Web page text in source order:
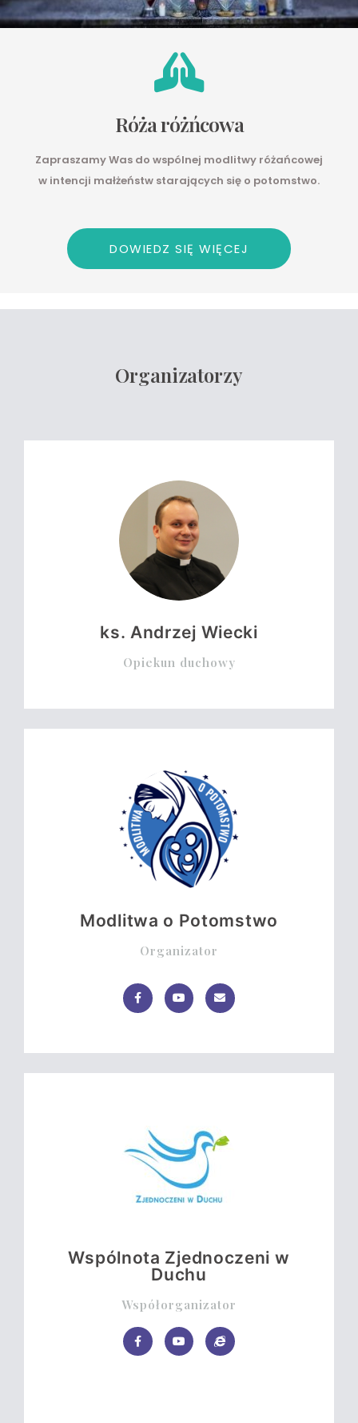
Róża różńcowa
Zapraszamy Was do wspólnej modlitwy różańcowej
w intencji małżeństw starających się o potomstwo.
DOWIEDZ SIĘ WIĘCEJ
Organizatorzy
ks. Andrzej Wiecki
Opiekun duchowy
Modlitwa o Potomstwo
Organizator
Wspólnota Zjednoczeni w
Duchu
Współorganizator